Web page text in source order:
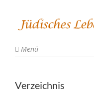
Menü
Verzeichnis